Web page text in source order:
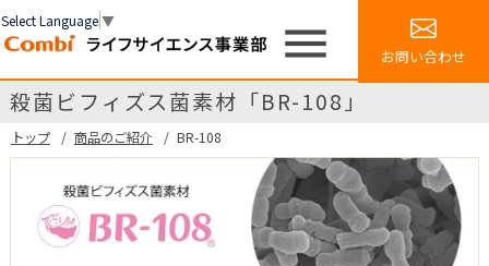
Select Language▼ menu お問い合わせ
殺菌ビフィズス菌素材「BR-108」
トップ 商品のご紹介 BR-108